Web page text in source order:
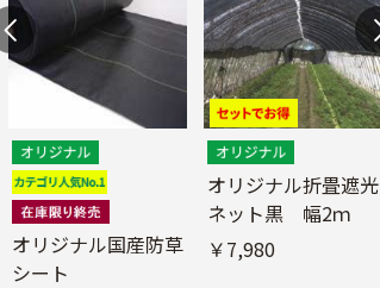
オリジナル国産防草
シート
オリジナル折畳遮光
ネット黒 幅2ｍ
￥7,980